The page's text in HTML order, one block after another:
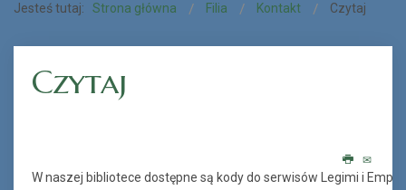
Jesteś tutaj: Strona główna Filia Kontakt Czytaj
Czytaj
W naszej bibliotece dostępne są kody do serwisów Legimi i Empik